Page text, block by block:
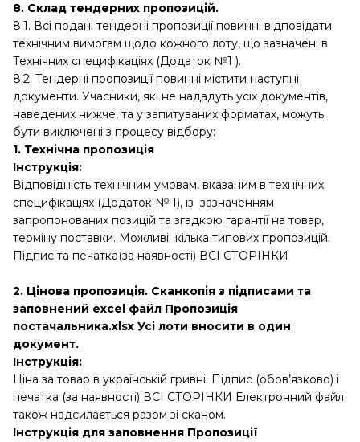
8. Склад тендерних пропозицій.
8.1. Всі подані тендерні пропозиції повинні відповідати
технічним вимогам щодо кожного лоту, що зазначені в
Технічних специфікаціях (Додаток №1 ).
8.2. Тендерні пропозиції повинні містити наступні
документи. Учасники, які не нададуть усіх документів,
наведених нижче, та у запитуваних форматах, можуть
бути виключені з процесу відбору:
1. Технічна пропозиція
Інструкція:
Відповідність технічним умовам, вказаним в технічних
специфікаціях (Додаток № 1), із зазначенням
запропонованих позицій та згадкою гарантії на товар,
терміну поставки. Можливі кілька типових пропозицій.
Підпис та печатка(за наявності) ВСІ СТОРІНКИ
2. Цінова пропозиція. Сканкопія з підписами та
заповнений excel файл Пропозиція
постачальника.xlsx Усі лоти вносити в один
документ.
Інструкція:
Ціна за товар в українській гривні. Підпис (обов’язково) і
печатка (за наявності) ВСІ СТОРІНКИ Електронний файл
також надсилається разом зі сканом.
Інструкція для заповнення Пропозиції